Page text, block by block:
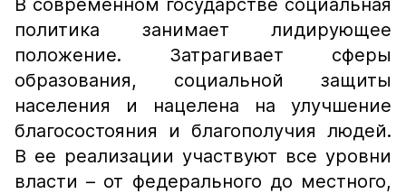
В современном государстве социальная
политика занимает лидирующее
положение. Затрагивает сферы
образования, социальной защиты
населения и нацелена на улучшение
благосостояния и благополучия людей.
В ее реализации участвуют все уровни
власти – от федерального до местного,